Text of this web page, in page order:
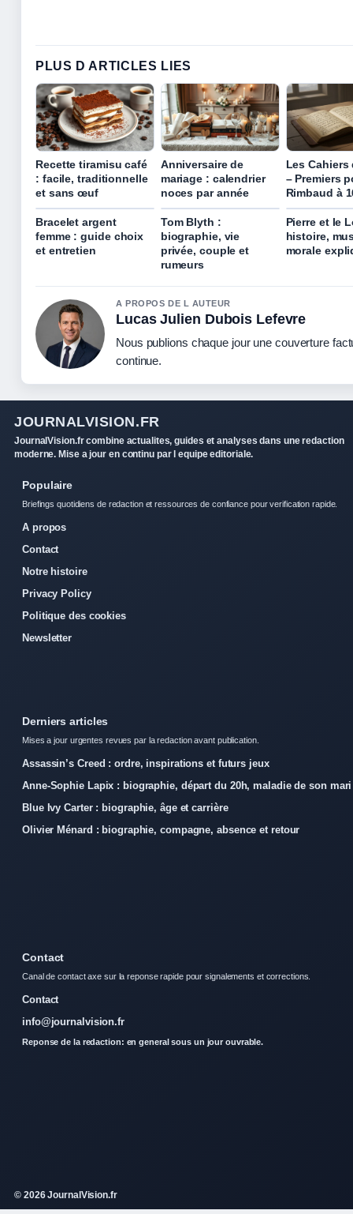
PLUS D ARTICLES LIES
Recette tiramisu café
: facile, traditionnelle
et sans œuf
Anniversaire de
mariage : calendrier
noces par année
Les Cahiers
– Premiers
Rimbaud à
Bracelet argent
femme : guide choix
et entretien
Tom Blyth :
biographie, vie
privée, couple et
rumeurs
Pierre et le
histoire,
morale
A PROPOS DE L AUTEUR
Lucas Julien Dubois Lefevre
Nous publions chaque jour une couverture
continue.
JOURNALVISION.FR
JournalVision.fr combine actualites, guides et analyses dans une redaction
moderne. Mise a jour en continu par l equipe editoriale.
Populaire
Briefings quotidiens de redaction et ressources de confiance pour verification rapide.
A propos
Contact
Notre histoire
Privacy Policy
Politique des cookies
Newsletter
Derniers articles
Mises a jour urgentes revues par la redaction avant publication.
Assassin’s Creed : ordre, inspirations et futurs jeux
Anne-Sophie Lapix : biographie, départ du 20h, maladie de son mari
Blue Ivy Carter : biographie, âge et carrière
Olivier Ménard : biographie, compagne, absence et retour
Contact
Canal de contact axe sur la reponse rapide pour signalements et corrections.
Contact
info@journalvision.fr
Reponse de la redaction: en general sous un jour ouvrable.
© 2026 JournalVision.fr